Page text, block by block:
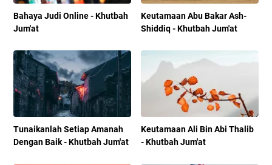
Bahaya Judi Online - Khutbah
Jum'at
Keutamaan Abu Bakar Ash-
Shiddiq - Khutbah Jum'at
Tunaikanlah Setiap Amanah
Dengan Baik - Khutbah Jum'at
Keutamaan Ali Bin Abi Thalib
- Khutbah Jum'at